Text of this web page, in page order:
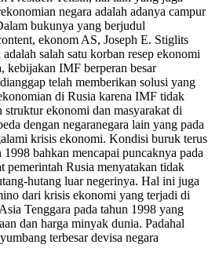
negara adalah adanya campur
bukunya yang berjudul
ekonom AS, Joseph E. Stiglits
salah satu korban resep ekonomi
kebijakan IMF berperan besar
telah memberikan solusi yang
di Rusia karena IMF tidak
struktur ekonomi dan masyarakat di
dengan negaranegara lain yang pada
krisis ekonomi. Kondisi buruk terus
bahkan mencapai puncaknya pada
pemerintah Rusia menyatakan tidak
hutang luar negerinya. Hal ini juga
dari krisis ekonomi yang terjadi di
Tenggara pada tahun 1998 yang
dan harga minyak dunia. Padahal
terbesar devisa negara